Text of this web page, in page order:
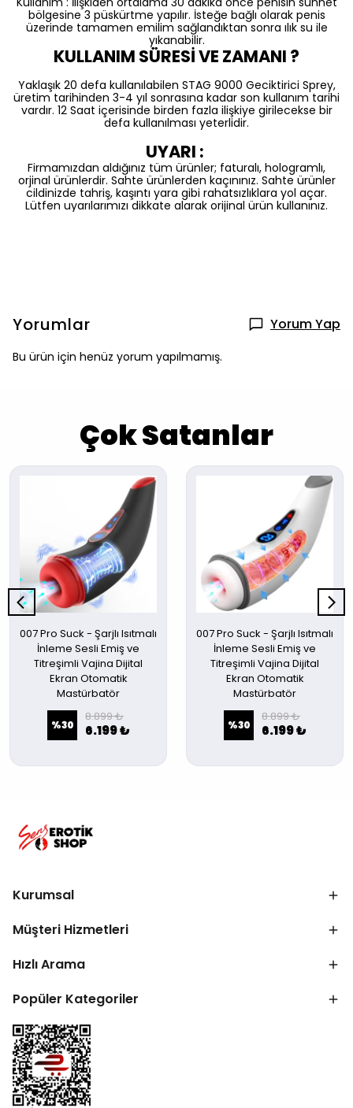
bölgesine 3 püskürtme yapılır. İsteğe bağlı olarak penis
üzerinde tamamen emilim sağlandıktan sonra ılık su ile
yıkanabilir.
KULLANIM SÜRESİ VE ZAMANI ?
Yaklaşık 20 defa kullanılabilen STAG 9000 Geciktirici Sprey,
üretim tarihinden 3-4 yıl sonrasına kadar son kullanım tarihi
vardır. 12 Saat içerisinde birden fazla ilişkiye girilecekse bir
defa kullanılması yeterlidir.
UYARI :
Firmamızdan aldığınız tüm ürünler; faturalı, hologramlı,
orjinal ürünlerdir. Sahte ürünlerden kaçınınız. Sahte ürünler
cildinizde tahriş, kaşıntı yara gibi rahatsızlıklara yol açar.
Lütfen uyarılarımızı dikkate alarak orijinal ürün kullanınız.
Yorumlar Yorum Yap
Bu ürün için henüz yorum yapılmamış.
Çok Satanlar
007 Pro Suck - Şarjlı Isıtmalı
İnleme Sesli Emiş ve
Titreşimli Vajina Dijital
Ekran Otomatik
Mastürbatör
%30
8.899 ₺
6.199 ₺
007 Pro Suck - Şarjlı Isıtmalı
İnleme Sesli Emiş ve
Titreşimli Vajina Dijital
Ekran Otomatik
Mastürbatör
%30
8.899 ₺
6.199 ₺
Kurumsal
Müşteri Hizmetleri
Hızlı Arama
Popüler Kategoriler